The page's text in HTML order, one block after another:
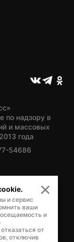
по надзору в
и массовых
года
54686
Ямало-
и сервис
ваши
и
от
отключив